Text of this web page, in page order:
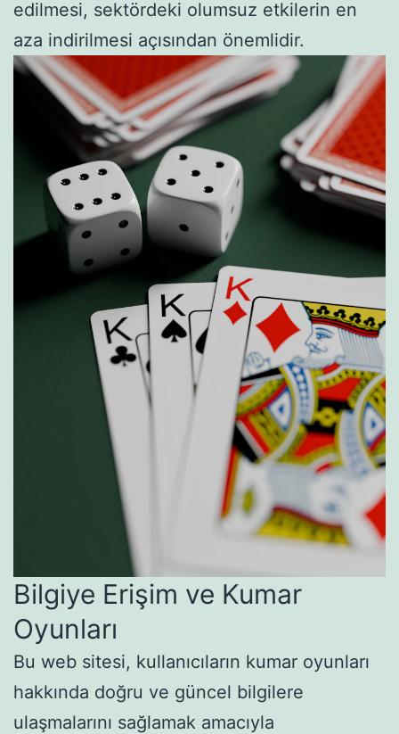
edilmesi, sektördeki olumsuz etkilerin en
aza indirilmesi açısından önemlidir.
Bilgiye Erişim ve Kumar
Oyunları
Bu web sitesi, kullanıcıların kumar oyunları
hakkında doğru ve güncel bilgilere
ulaşmalarını sağlamak amacıyla